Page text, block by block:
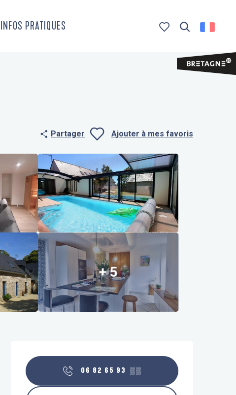
INFOS PRATIQUES
Partager
Ajouter aux
Ajouter à mes favoris
+ 5
Ouverture et coordonnées
06 82 65 93 ▒▒